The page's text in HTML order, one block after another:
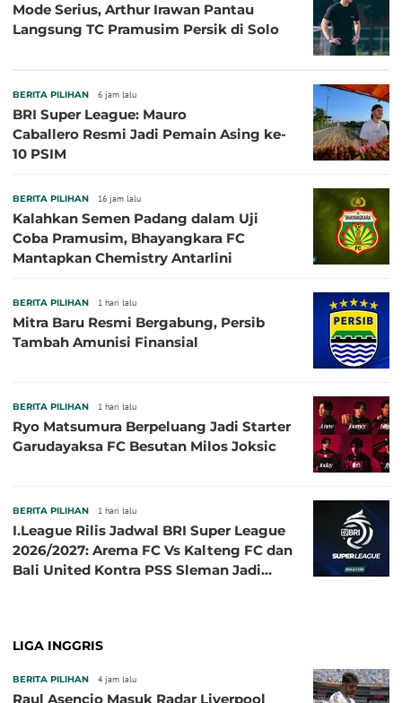
Mode Serius, Arthur Irawan Pantau
Langsung TC Pramusim Persik di Solo
BERITA PILIHAN 6 jam lalu
BRI Super League: Mauro
Caballero Resmi Jadi Pemain Asing ke-
10 PSIM
BERITA PILIHAN 16 jam lalu
Kalahkan Semen Padang dalam Uji
Coba Pramusim, Bhayangkara FC
Mantapkan Chemistry Antarlini
BERITA PILIHAN 1 hari lalu
Mitra Baru Resmi Bergabung, Persib
Tambah Amunisi Finansial
BERITA PILIHAN 1 hari lalu
Ryo Matsumura Berpeluang Jadi Starter
Garudayaksa FC Besutan Milos Joksic
BERITA PILIHAN 1 hari lalu
I.League Rilis Jadwal BRI Super League
2026/2027: Arema FC Vs Kalteng FC dan
Bali United Kontra PSS Sleman Jadi
LIGA INGGRIS
BERITA PILIHAN 4 jam lalu
Raul Asencio Masuk Radar Liverpool